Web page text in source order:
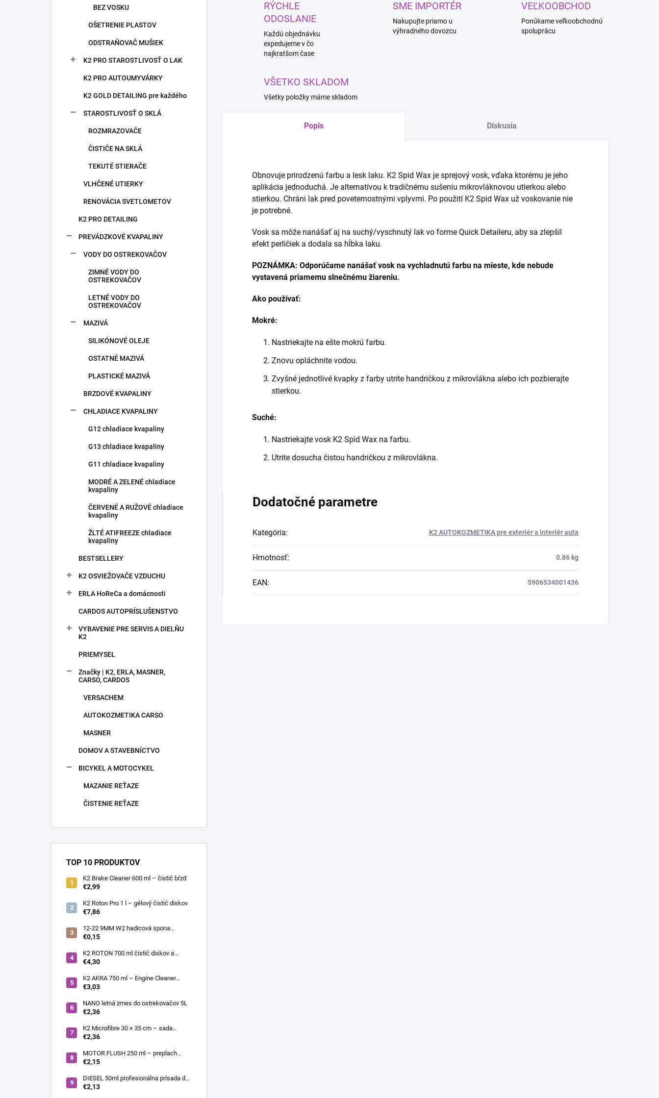
BEZ VOSKU
OŠETRENIE PLASTOV
ODSTRAŇOVAČ MUŠIEK
K2 PRO STAROSTLIVOSŤ O LAK
K2 PRO AUTOUMYVÁRKY
K2 GOLD DETAILING pre každého
STAROSTLIVOSŤ O SKLÁ
ROZMRAZOVAČE
ČISTIČE NA SKLÁ
TEKUTÉ STIERAČE
VLHČENÉ UTIERKY
RENOVÁCIA SVETLOMETOV
K2 PRO DETAILING
PREVÁDZKOVÉ KVAPALINY
VODY DO OSTREKOVAČOV
ZIMNÉ VODY DO
OSTREKOVAČOV
LETNÉ VODY DO
OSTREKOVAČOV
MAZIVÁ
SILIKÓNOVÉ OLEJE
OSTATNÉ MAZIVÁ
PLASTICKÉ MAZIVÁ
BRZDOVÉ KVAPALINY
CHLADIACE KVAPALINY
G12 chladiace kvapaliny
G13 chladiace kvapaliny
G11 chladiace kvapaliny
MODRÉ A ZELENÉ chladiace
kvapaliny
ČERVENÉ A RUŽOVÉ chladiace
kvapaliny
ŽLTÉ ATIFREEZE chladiace
kvapaliny
BESTSELLERY
K2 OSVIEŽOVAČE VZDUCHU
ERLA HoReCa a domácnosti
CARDOS AUTOPRÍSLUŠENSTVO
VYBAVENIE PRE SERVIS A DIELŇU
K2
PRIEMYSEL
Značky | K2, ERLA, MASNER,
CARSO, CARDOS
VERSACHEM
AUTOKOZMETIKA CARSO
MASNER
DOMOV A STAVEBNÍCTVO
BICYKEL A MOTOCYKEL
MAZANIE REŤAZE
ČISTENIE REŤAZE
TOP 10 PRODUKTOV
K2 Brake Cleaner 600 ml – čistič bŕzd
€2,99
K2 Roton Pro 1 l – gélový čistič diskov
€7,86
12-22 9MM W2 hadicová spona
nerezová
€0,15
K2 ROTON 700 ml čistič diskov a
deionizér
€4,30
K2 AKRA 750 ml – Engine Cleaner
(čistič motora)
€3,03
NANO letná zmes do ostrekovačov 5L
€2,36
K2 Microfibre 30 × 35 cm – sada
mikrovláknových utierok 4 ks
€2,36
MOTOR FLUSH 250 ml – preplach
motora
€2,15
DIESEL 50ml profesionálna prísada do
nafty
€2,13
RÝCHLE
ODOSLANIE
Každú objednávku
expedujeme v čo
najkratšom čase
SME IMPORTÉR
Nakupujte priamo u
výhradného dovozcu
VEĽKOOBCHOD
Ponúkame veľkoobchodnú
spoluprácu
VŠETKO SKLADOM
Všetky položky máme skladom
Popis Diskusia
Obnovuje prirodzenú farbu a lesk laku. K2 Spid Wax je sprejový vosk, vďaka ktorému je jeho
aplikácia jednoduchá. Je alternatívou k tradičnému sušeniu mikrovláknovou utierkou alebo
stierkou. Chráni lak pred poveternostnými vplyvmi. Po použití K2 Spid Wax už voskovanie nie
je potrebné.
Vosk sa môže nanášať aj na suchý/vyschnutý lak vo forme Quick Detaileru, aby sa zlepšil
efekt perličiek a dodala sa hĺbka laku.
POZNÁMKA: Odporúčame nanášať vosk na vychladnutú farbu na mieste, kde nebude
vystavená priamemu slnečnému žiareniu.
Ako používať:
Mokré:
Nastriekajte na ešte mokrú farbu.
Znovu opláchnite vodou.
Zvyšné jednotlivé kvapky z farby utrite handričkou z mikrovlákna alebo ich pozbierajte
stierkou.
Suché:
Nastriekajte vosk K2 Spid Wax na farbu.
Utrite dosucha čistou handričkou z mikrovlákna.
Dodatočné parametre
Kategória: K2 AUTOKOZMETIKA pre exteriér a interiér auta
Hmotnosť: 0.86 kg
EAN: 5906534001436